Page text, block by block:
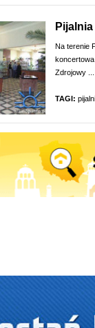
Na terenie
Zdrojowy ...
TAGI: